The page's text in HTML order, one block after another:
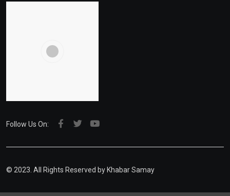
Follow Us On:
© 2023. All Rights Reserved by Khabar Samay